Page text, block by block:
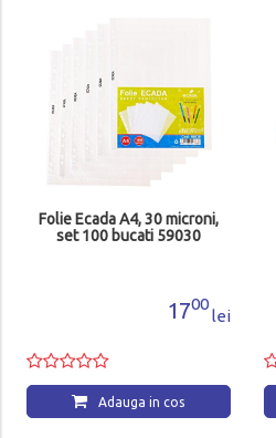
Folie Ecada A4, 30 microni,
set 100 bucati 59030
1700
lei
Adauga in cos